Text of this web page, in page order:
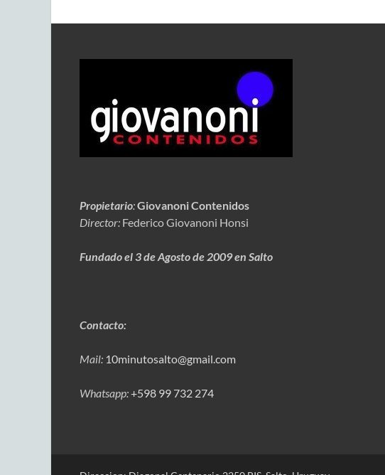
Propietario:Giovanoni Contenidos
Director: Federico Giovanoni Honsi
Fundado el 3 de Agosto de 2009 en Salto
Contacto:
Mail: 10minutosalto@gmail.com
Whatsapp:+598 99 732 274